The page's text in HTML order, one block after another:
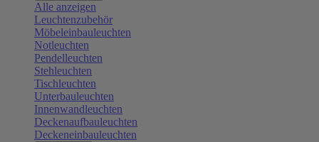
Alle anzeigen
Leuchtenzubehör
Möbeleinbauleuchten
Notleuchten
Pendelleuchten
Stehleuchten
Tischleuchten
Unterbauleuchten
Innenwandleuchten
Deckenaufbauleuchten
Deckeneinbauleuchten